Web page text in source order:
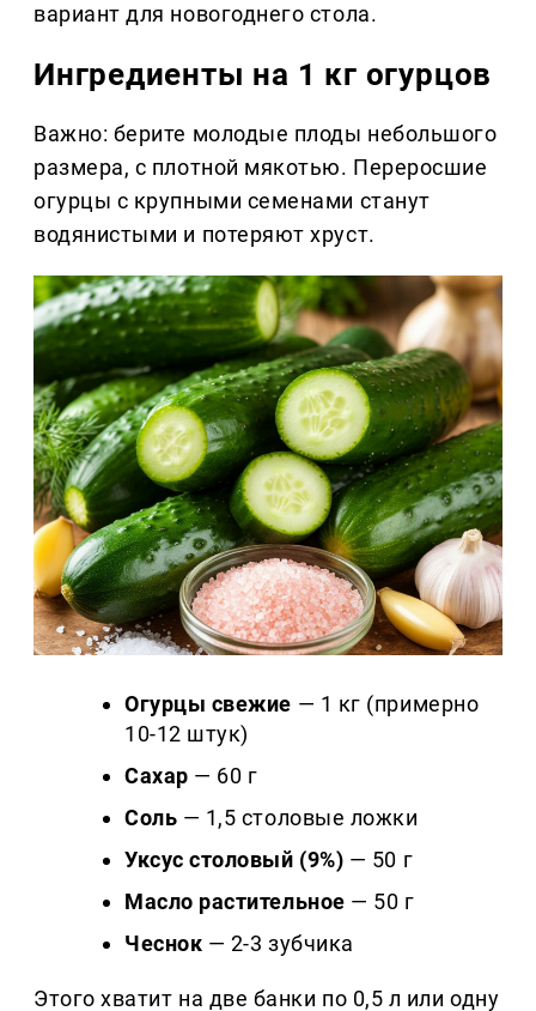
вариант для новогоднего стола.
Ингредиенты на 1 кг огурцов
Важно: берите молодые плоды небольшого
размера, с плотной мякотью. Переросшие
огурцы с крупными семенами станут
водянистыми и потеряют хруст.
Огурцы свежие — 1 кг (примерно
10-12 штук)
Сахар — 60 г
Соль — 1,5 столовые ложки
Уксус столовый (9%) — 50 г
Масло растительное — 50 г
Чеснок — 2-3 зубчика
Этого хватит на две банки по 0,5 л или одну